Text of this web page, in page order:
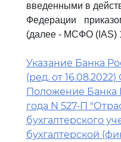
введенными в
Федерации
(далее - МСФО (IAS)
Указание Банка
(ред. от
Положение Банка
года N 527-П
бухгалтерского
бухгалтерской